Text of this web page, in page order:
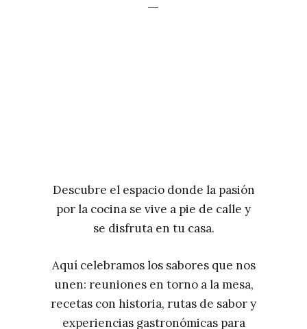
Descubre el espacio donde la pasión
por la cocina se vive a pie de calle y
se disfruta en tu casa.
Aquí celebramos los sabores que nos
unen: reuniones en torno a la mesa,
recetas con historia, rutas de sabor y
experiencias gastronómicas para